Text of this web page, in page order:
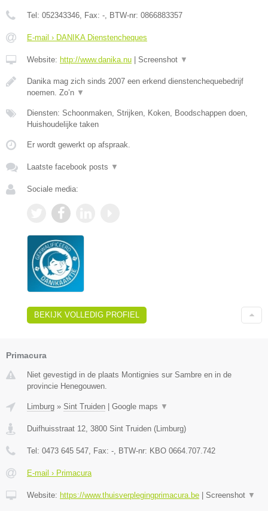
Tel: 052343346 , Fax: - , BTW-nr: 0866883357
E-mail › DANIKA Dienstencheques
Website: http://www.danika.nu | Screenshot ▼
Danika mag zich sinds 2007 een erkend dienstenchequebedrijf
noemen. Zo’n ▼
Diensten: Schoonmaken, Strijken, Koken, Boodschappen doen,
Huishoudelijke taken
Er wordt gewerkt op afspraak.
Laatste facebook posts ▼
Sociale media:
BEKIJK VOLLEDIG PROFIEL
Primacura
Niet gevestigd in de plaats Montignies sur Sambre en in de
provincie Henegouwen.
Limburg » Sint Truiden | Google maps ▼
Duifhuisstraat 12 3800 Sint Truiden (Limburg)
Tel: 0473 645 547 , Fax: - , BTW-nr: KBO 0664.707.742
E-mail › Primacura
Website: https://www.thuisverplegingprimacura.be | Screenshot ▼